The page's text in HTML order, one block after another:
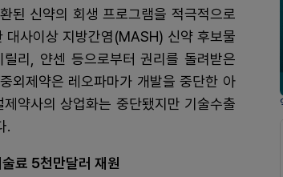
된 신약의 회생 프로그램을 적극적으로
대사이상 지방간염(MASH) 신약 후보물
리, 얀센 등으로부터 권리를 돌려받은
외제약은 레오파마가 개발을 중단한 아
약사의 상업화는 중단됐지만 기술수출
.
료 5천만달러 재원